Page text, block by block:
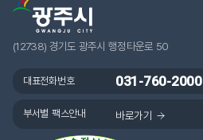
(12738) 경기도 광주시 행정타운로 50
대표전화번호 031-760-2000
부서별 팩스안내 바로가기